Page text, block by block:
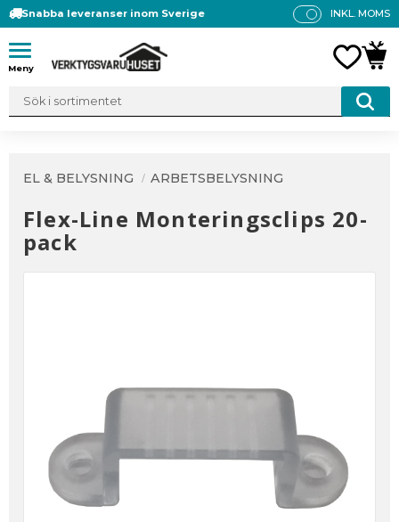
Meny
Snabba leveranser inom Sverige
P
INKL. MOMS
EL & BELYSNING ARBETSBELYSNING
Flex-Line Monteringsclips 20-
pack